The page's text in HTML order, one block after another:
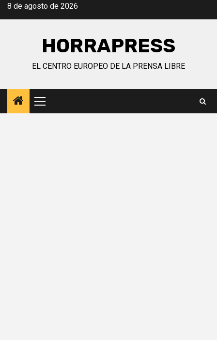
Saltar
8 de agosto de 2026
HORRAPRESS
EL CENTRO EUROPEO DE LA PRENSA LIBRE
Menú
principal